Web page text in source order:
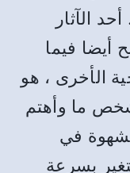
الآثار
أيضا فيما
الأخرى ، هو
شخص ما وأهتم
في
بسرعة